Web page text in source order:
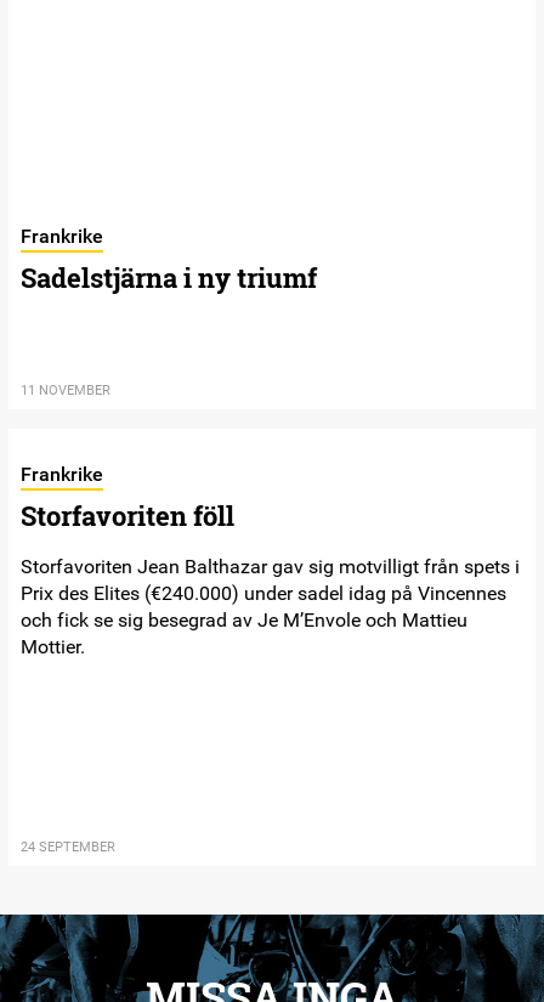
Frankrike
Sadelstjärna i ny triumf
11 NOVEMBER
Frankrike
Storfavoriten föll
Storfavoriten Jean Balthazar gav sig motvilligt från spets i
Prix des Elites (€240.000) under sadel idag på Vincennes
och fick se sig besegrad av Je M’Envole och Mattieu
Mottier.
24 SEPTEMBER